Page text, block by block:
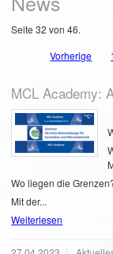
Seite 32 von 46.
Vorherige
MCL Academy:
Wo liegen die
Mit der...
Weiterlesen